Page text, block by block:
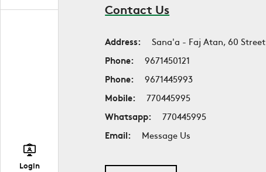
Login
Contact Us
Address:
Sana'a - Faj Atan, 60 Street
Phone:
9671450121
Phone:
9671445993
Mobile:
770445995
Whatsapp:
770445995
Email:
Message Us